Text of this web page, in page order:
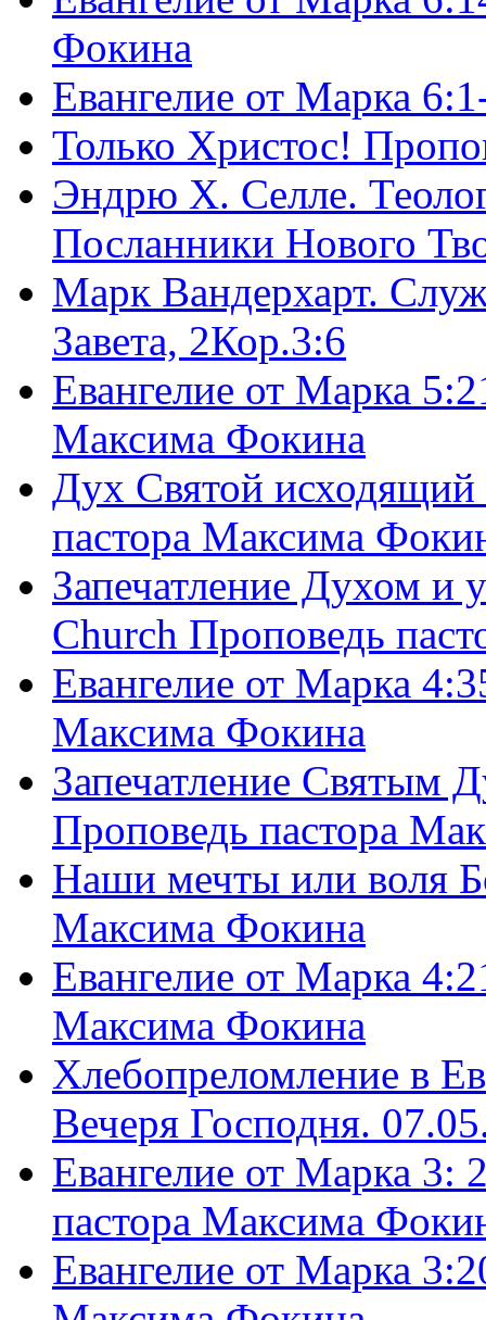
Фокина
Евангелие от Марка
Только Христос!
Эндрю Х. Селле.
Посланники Нового
Марк Вандерхарт.
Завета, 2Кор.3:6
Евангелие от Марка
Максима Фокина
Дух Святой
пастора Максима
Запечатление Духом и
Church Проповедь
Евангелие от Марка
Максима Фокина
Запечатление Святым
Проповедь пастора
Наши мечты или воля
Максима Фокина
Евангелие от Марка
Максима Фокина
Хлебопреломление в
Вечеря Господня.
Евангелие от Марка 3:
пастора Максима
Евангелие от Марка